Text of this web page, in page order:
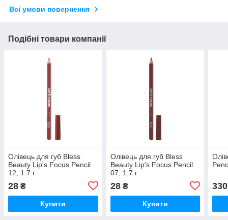
Всі умови повернення
Подібні товари компанії
Олівець для губ Bless
Beauty Lip's Focus Pencil
12, 1.7 г
28 ₴
Купити
Олівець для губ Bless
Beauty Lip's Focus Pencil
07, 1.7 г
28₴
Купити
330